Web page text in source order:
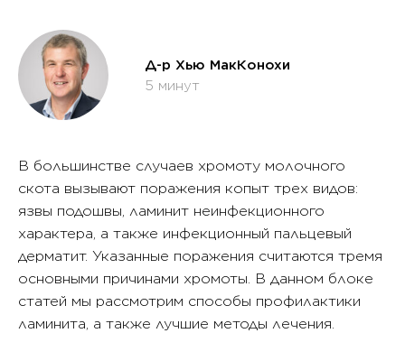
Д-р Хью МакКонохи
5 минут
В большинстве случаев хромоту молочного
скота вызывают поражения копыт трех видов:
язвы подошвы, ламинит неинфекционного
характера, а также инфекционный пальцевый
дерматит. Указанные поражения считаются тремя
основными причинами хромоты. В данном блоке
статей мы рассмотрим способы профилактики
ламинита, а также лучшие методы лечения.